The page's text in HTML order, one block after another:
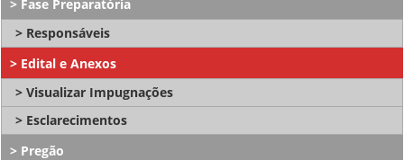
Fase Preparatória
Responsáveis
Edital e Anexos
Visualizar Impugnações
Esclarecimentos
Pregão